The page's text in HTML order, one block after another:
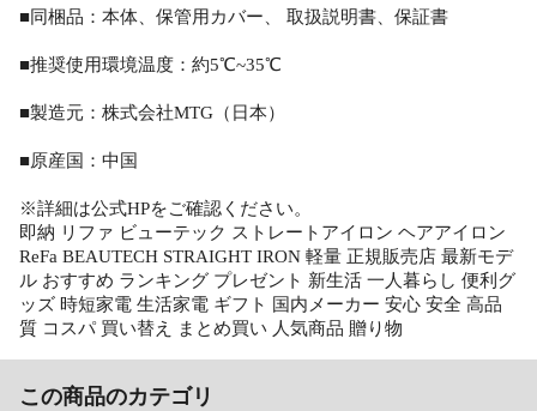
■同梱品：本体、保管用カバー、 取扱説明書、保証書
■推奨使用環境温度：約5℃~35℃
■製造元：株式会社MTG（日本）
■原産国：中国
※詳細は公式HPをご確認ください。
即納 リファ ビューテック ストレートアイロン ヘアアイロン
ReFa BEAUTECH STRAIGHT IRON 軽量 正規販売店 最新モデ
ル おすすめ ランキング プレゼント 新生活 一人暮らし 便利グ
ッズ 時短家電 生活家電 ギフト 国内メーカー 安心 安全 高品
質 コスパ 買い替え まとめ買い 人気商品 贈り物
この商品のカテゴリ